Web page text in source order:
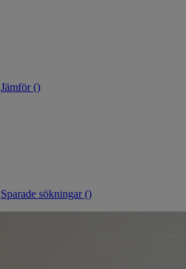
Jämför ()
Sparade sökningar ()